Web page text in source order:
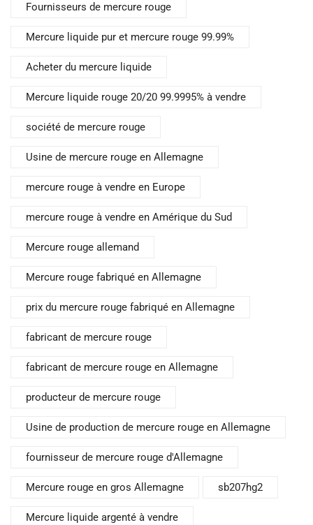
Fournisseurs de mercure rouge
Mercure liquide pur et mercure rouge 99.99%
Acheter du mercure liquide
Mercure liquide rouge 20/20 99.9995% à vendre
société de mercure rouge
Usine de mercure rouge en Allemagne
mercure rouge à vendre en Europe
mercure rouge à vendre en Amérique du Sud
Mercure rouge allemand
Mercure rouge fabriqué en Allemagne
prix du mercure rouge fabriqué en Allemagne
fabricant de mercure rouge
fabricant de mercure rouge en Allemagne
producteur de mercure rouge
Usine de production de mercure rouge en Allemagne
fournisseur de mercure rouge d'Allemagne
Mercure rouge en gros Allemagne sb207hg2
Mercure liquide argenté à vendre